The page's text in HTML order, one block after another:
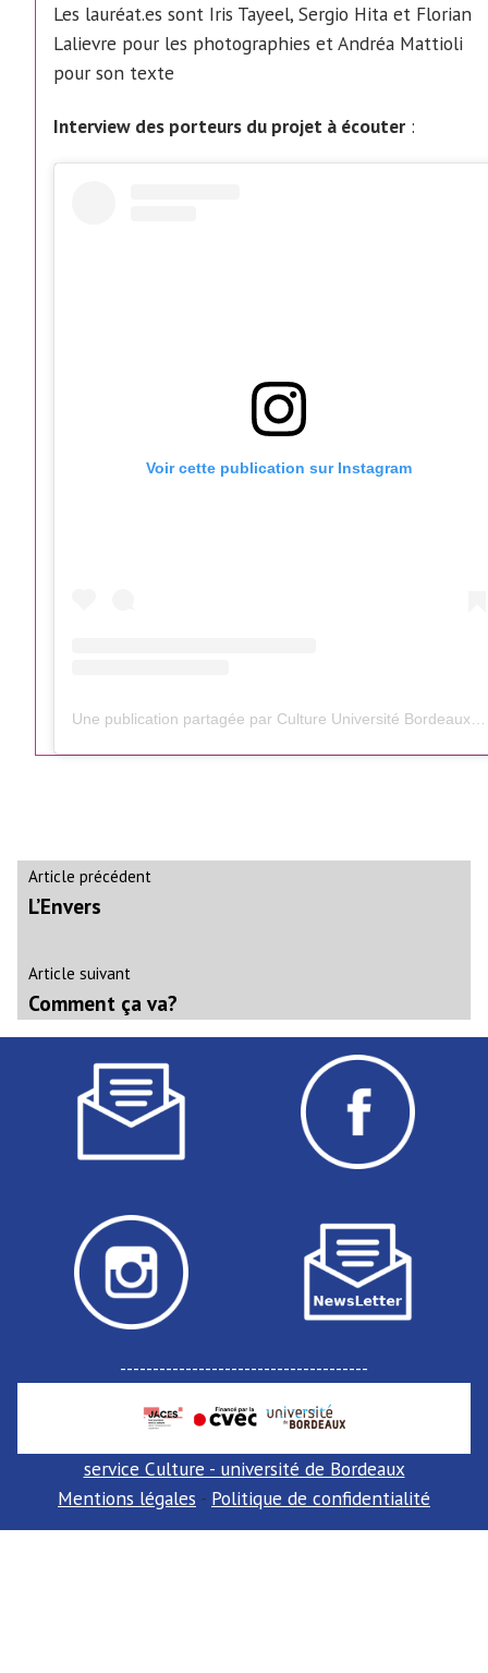
Les lauréat.es sont Iris Tayeel, Sergio Hita et Florian
Lalievre pour les photographies et Andréa Mattioli
pour son texte
Interview des porteurs du projet à écouter :
Voir cette publication sur Instagram
Navigation
de
l’article
Article précédent
L’Envers
Article suivant
suivant
Comment ça va?
--------------------------------------
service Culture - université de Bordeaux
Mentions légales - Politique de confidentialité